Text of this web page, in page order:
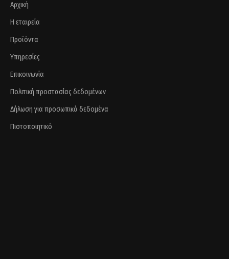
Αρχική
Η εταιρεία
Προϊόντα
Υπηρεσίες
Επικοινωνία
Πολιτική προστασίας δεδομένων
Δήλωση για προσωπικά δεδομένα
Πιστοποιητικό